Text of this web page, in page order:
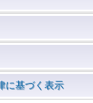
に基づく表示